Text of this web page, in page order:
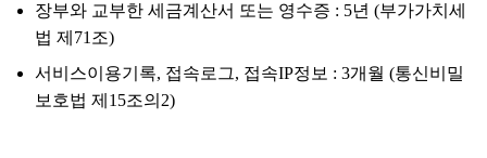
장부와 교부한 세금계산서 또는 영수증 : 5년 (부가가치세
법 제71조)
서비스이용기록, 접속로그, 접속IP정보 : 3개월 (통신비밀
보호법 제15조의2)